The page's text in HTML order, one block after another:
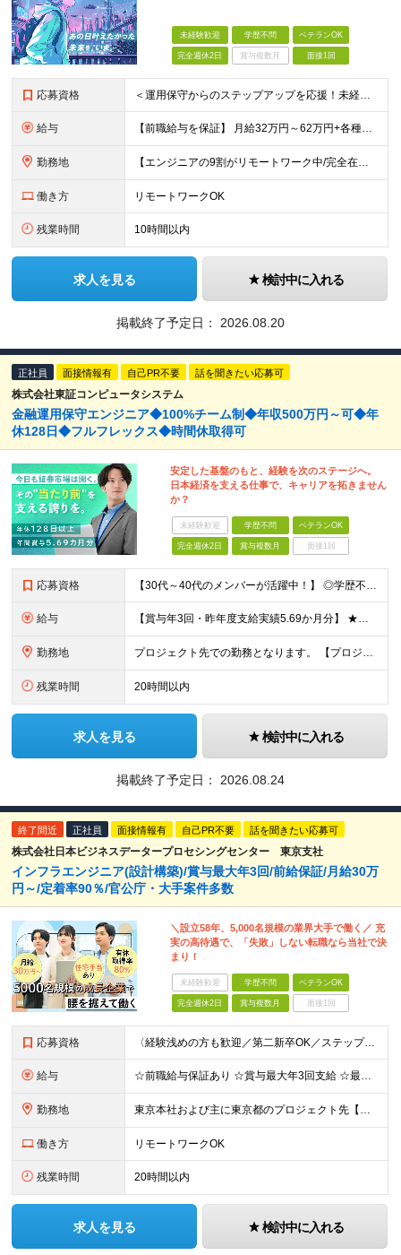
未経験歓迎 学歴不問 ベテランOK
完全週休2日 賞与複数月 面接1回
応募資格 ＜運用保守からのステップアップを応援！未経験からの挑戦も大歓迎です♪＞ ■インフラエンジニアとして何らかの実務経験がある方（経験領域不問） ■学歴不問 【こんな方にピッタリの環境です！】 ・運用保守
給与 【前職給与を保証】 月給32万円～62万円+各種手当+決算賞与 ★資格手当や資格取得報奨金、役職手当など待遇、福利厚生が充実！ ★1年で年収60万円以上アップした社員が多数！ ※経験・スキルを考慮
勤務地 【エンジニアの9割がリモートワーク中/完全在宅ワークで働くメンバーも◎】 現在、エンジニアの約9割がリモートワークを実施。 そのうち約3割がフルリモートで勤務しており、地方在住のメンバーも活躍していま
働き方 リモートワークOK
残業時間 10時間以内
求人を見る 検討中に入れる
掲載終了予定日： 2026.08.20
正社員 面接情報有 自己PR不要 話を聞きたい応募可
株式会社東証コンピュータシステム
金融運用保守エンジニア◆100%チーム制◆年収500万円～可◆年
休128日◆フルフレックス◆時間休取得可
安定した基盤のもと、経験を次のステージへ。
日本経済を支える仕事で、キャリアを拓きません
か？
未経験歓迎 学歴不問 ベテランOK
完全週休2日 賞与複数月 面接1回
応募資格 【30代～40代のメンバーが活躍中！】 ◎学歴不問 ◎システム運用・保守の実務経験をお持ちの方 ◎リーダーまたはプロジェクトマネジメント経験がある、または挑戦したい方 ★インフラエンジニアとして次の
給与 【賞与年3回・昨年度支給実績5.69か月分】 ★想定年収500万円～ ★前職給与考慮あり 月給27万円～59万円 +残業代全額支給(1分単位、監督職以下) +人事評価による賞与年2回（4月/10月）
勤務地 プロジェクト先での勤務となります。 【プロジェクト先】 ◆東京都内 ※本社／東京都港区虎ノ門5-13-1 虎ノ門40MTビル 8F ※原則として転居を伴う転勤はありません ※(変更の範囲)上記を除
残業時間 20時間以内
求人を見る 検討中に入れる
掲載終了予定日： 2026.08.24
終了間近 正社員 面接情報有 自己PR不要 話を聞きたい応募可
株式会社日本ビジネスデータープロセシングセンター 東京支社
インフラエンジニア(設計構築)/賞与最大年3回/前給保証/月給30万
円～/定着率90％/官公庁・大手案件多数
＼設立58年、5,000名規模の業界大手で働く／ 充
実の高待遇で、「失敗」しない転職なら当社で決
まり！
未経験歓迎 学歴不問 ベテランOK
完全週休2日 賞与複数月 面接1回
応募資格 〈経験浅めの方も歓迎／第二新卒OK／ステップアップしたい方〉 ■インフラエンジニアとしての実務経験をお持ちの方 ⇒保守、運用、監視のみや、ヘルプデスク経験者、経験が浅めの方も歓迎します ■学歴不問
給与 ☆前職給与保証あり ☆賞与最大年3回支給 ☆最大月10万円の資格手当や住宅手当あり 月給30万円～42万円（賞与年2回、各種手当込み）+残業代全額支給 ※経験、能力を考慮の上、決定いたします ※試
勤務地 東京本社および主に東京都のプロジェクト先【◎在宅勤務あり◎転勤なし】 ※東京支社／ 東京都新宿区西新宿6-5-1 新宿アイランドタワー 5F ※リモートワークは案件により異なります ※副業OK (変
働き方 リモートワークOK
残業時間 20時間以内
求人を見る 検討中に入れる